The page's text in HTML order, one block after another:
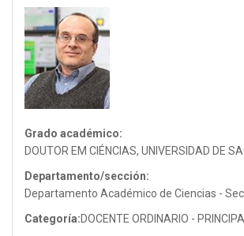
Grado académico:
DOUTOR EM CIÉNCIAS, UNIVERSIDAD DE
Departamento/sección:
Departamento Académico de Ciencias -
Categoría:DOCENTE ORDINARIO - PRINCIPAL